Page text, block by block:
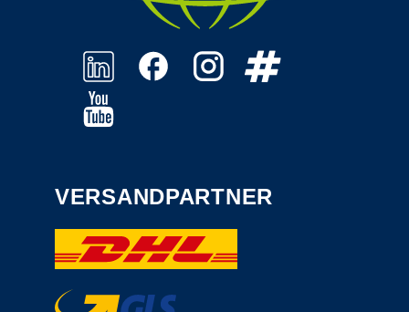
VERSANDPARTNER